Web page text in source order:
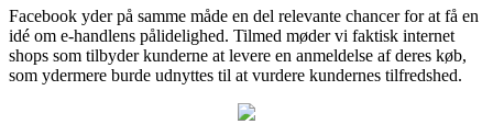
Facebook yder på samme måde en del relevante chancer for at få en
idé om e-handlens pålidelighed. Tilmed møder vi faktisk internet
shops som tilbyder kunderne at levere en anmeldelse af deres køb,
som ydermere burde udnyttes til at vurdere kundernes tilfredshed.